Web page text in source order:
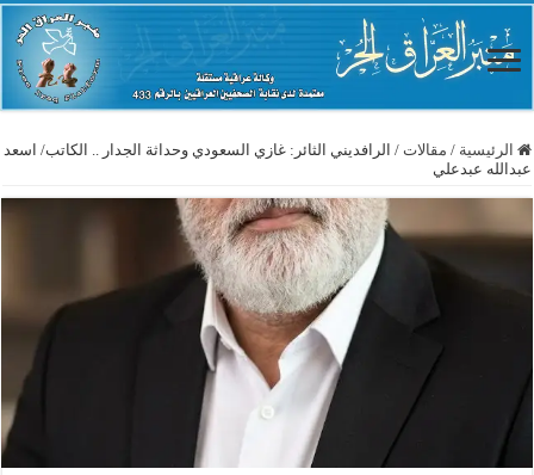
الرئيسية / مقالات / الرافديني الثائر: غازي السعودي وحداثة الجدار .. الكاتب/ اسعد
عبدالله عبدعلي